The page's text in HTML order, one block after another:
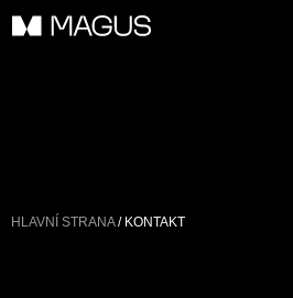
SLUŽBY
HLAVNÍ STRANA / KONTAKT